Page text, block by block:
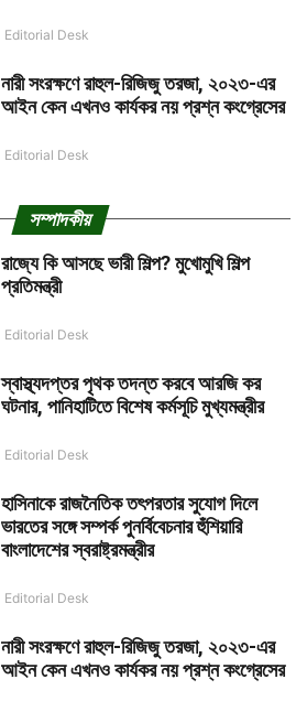
Editorial Desk
নারী সংরক্ষণে রাহুল-রিজিজু তরজা, ২০২৩-এর
আইন কেন এখনও কার্যকর নয় প্রশ্ন কংগ্রেসের
Editorial Desk
সম্পাদকীয়
রাজ্যে কি আসছে ভারী শিল্প? মুখোমুখি শিল্প
প্রতিমন্ত্রী
Editorial Desk
স্বাস্থ্যদপ্তর পৃথক তদন্ত করবে আরজি কর
ঘটনার, পানিহাটিতে বিশেষ কর্মসূচি মুখ্যমন্ত্রীর
Editorial Desk
হাসিনাকে রাজনৈতিক তৎপরতার সুযোগ দিলে
ভারতের সঙ্গে সম্পর্ক পুনর্বিবেচনার হুঁশিয়ারি
বাংলাদেশের স্বরাষ্ট্রমন্ত্রীর
Editorial Desk
নারী সংরক্ষণে রাহুল-রিজিজু তরজা, ২০২৩-এর
আইন কেন এখনও কার্যকর নয় প্রশ্ন কংগ্রেসের